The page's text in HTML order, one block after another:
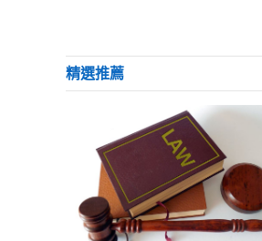
精選推薦